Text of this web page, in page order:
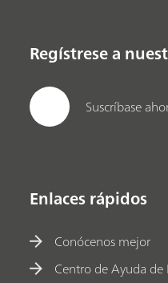
Regístrese a
Suscríbase
Enlaces rápidos
Conócenos mejor
Centro de Ayuda